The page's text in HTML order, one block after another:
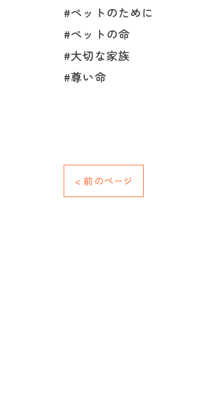
#ペットのために
#ペットの命
#大切な家族
#尊い命
< 前のページ